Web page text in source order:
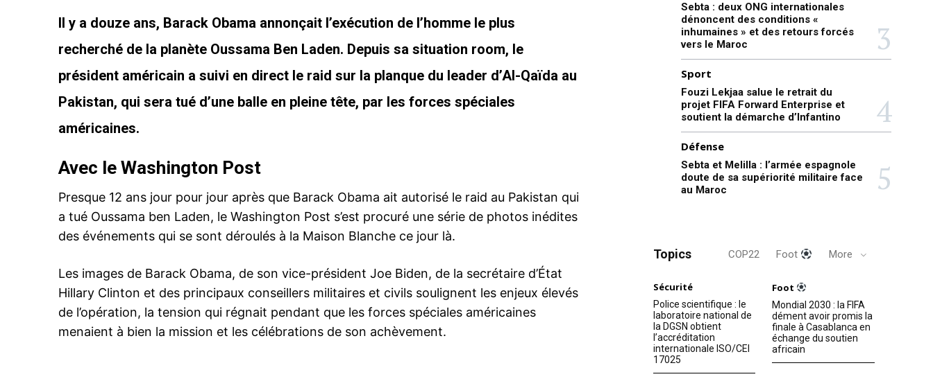
Il y a douze ans, Barack Obama annonçait l’exécution de l’homme le plus
recherché de la planète Oussama Ben Laden. Depuis sa situation room, le
président américain a suivi en direct le raid sur la planque du leader d’Al-Qaïda au
Pakistan, qui sera tué d’une balle en pleine tête, par les forces spéciales
américaines.
Avec le Washington Post
Presque 12 ans jour pour jour après que Barack Obama ait autorisé le raid au Pakistan qui
a tué Oussama ben Laden, le Washington Post s’est procuré une série de photos inédites
des événements qui se sont déroulés à la Maison Blanche ce jour là.
Les images de Barack Obama, de son vice-président Joe Biden, de la secrétaire d’État
Hillary Clinton et des principaux conseillers militaires et civils soulignent les enjeux élevés
de l’opération, la tension qui régnait pendant que les forces spéciales américaines
menaient à bien la mission et les célébrations de son achèvement.
Sebta : deux ONG internationales
dénoncent des conditions «
inhumaines » et des retours forcés
vers le Maroc
Sport
Fouzi Lekjaa salue le retrait du
projet FIFA Forward Enterprise et
soutient la démarche d’Infantino
Défense
Sebta et Melilla : l’armée espagnole
doute de sa supériorité militaire face
au Maroc
Topics COP22 Foot More
Sécurité
Police scientifique : le
laboratoire national de
la DGSN obtient
l’accréditation
internationale ISO/CEI
17025
Foot
Mondial 2030 : la FIFA
dément avoir promis la
finale à Casablanca en
échange du soutien
africain